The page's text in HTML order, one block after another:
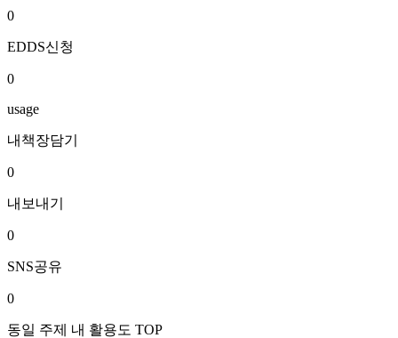
0
EDDS신청
0
usage
내책장담기
0
내보내기
0
SNS공유
0
동일 주제 내 활용도 TOP